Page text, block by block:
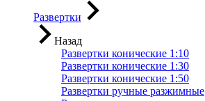
Развертки
Назад
Развертки конические 1:10
Развертки конические 1:30
Развертки конические 1:50
Развертки ручные разжимные